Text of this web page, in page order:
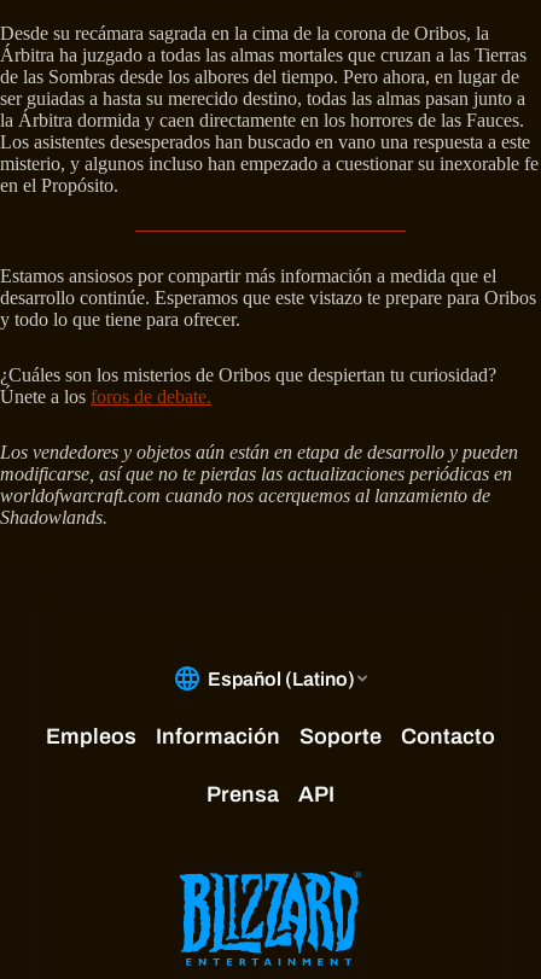
Desde su recámara sagrada en la cima de la corona de Oribos, la
Árbitra ha juzgado a todas las almas mortales que cruzan a las Tierras
de las Sombras desde los albores del tiempo. Pero ahora, en lugar de
ser guiadas a hasta su merecido destino, todas las almas pasan junto a
la Árbitra dormida y caen directamente en los horrores de las Fauces.
Los asistentes desesperados han buscado en vano una respuesta a este
misterio, y algunos incluso han empezado a cuestionar su inexorable fe
en el Propósito.
Estamos ansiosos por compartir más información a medida que el
desarrollo continúe. Esperamos que este vistazo te prepare para Oribos
y todo lo que tiene para ofrecer.
¿Cuáles son los misterios de Oribos que despiertan tu curiosidad?
Únete a los foros de debate.
Los vendedores y objetos aún están en etapa de desarrollo y pueden
modificarse, así que no te pierdas las actualizaciones periódicas en
worldofwarcraft.com cuando nos acerquemos al lanzamiento de
Shadowlands.